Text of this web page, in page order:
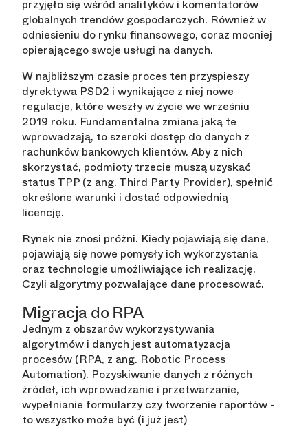
przyjęło się wśród analityków i komentatorów
globalnych trendów gospodarczych. Również w
odniesieniu do rynku finansowego, coraz mocniej
opierającego swoje usługi na danych.
W najbliższym czasie proces ten przyspieszy
dyrektywa PSD2 i wynikające z niej nowe
regulacje, które weszły w życie we wrześniu
2019 roku. Fundamentalna zmiana jaką te
wprowadzają, to szeroki dostęp do danych z
rachunków bankowych klientów. Aby z nich
skorzystać, podmioty trzecie muszą uzyskać
status TPP (z ang. Third Party Provider), spełnić
określone warunki i dostać odpowiednią
licencję.
Rynek nie znosi próżni. Kiedy pojawiają się dane,
pojawiają się nowe pomysły ich wykorzystania
oraz technologie umożliwiające ich realizację.
Czyli algorytmy pozwalające dane procesować.
Migracja do RPA
Jednym z obszarów wykorzystywania
algorytmów i danych jest automatyzacja
procesów (RPA, z ang. Robotic Process
Automation). Pozyskiwanie danych z różnych
źródeł, ich wprowadzanie i przetwarzanie,
wypełnianie formularzy czy tworzenie raportów -
to wszystko może być (i już jest)